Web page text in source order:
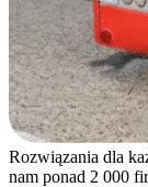
Rozwiązania dla
nam ponad 2 000